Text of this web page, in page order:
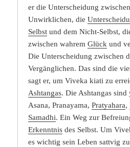
er die Unterscheidung
Unwirklichen, die
Selbst und dem Nicht-Selbst,
zwischen wahremGlück und
Die Unterscheidung zwischen
Vergänglichen. Das sind die
sagt er, um Viveka kiati zu
Ashtangas. Die Ashtangas sind
Asana, Pranayama,Pratyahara,
Samadhi. Ein Weg zur
Erkenntnis des Selbst. Um
es wichtig sein Leben sattvig